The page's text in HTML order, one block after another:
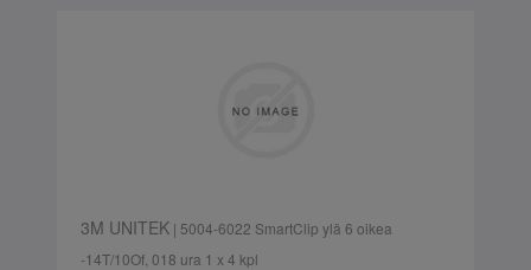
3M UNITEK| 5004-6022 SmartClip ylä 6 oikea
-14T/10Of, 018 ura 1 x 4 kpl